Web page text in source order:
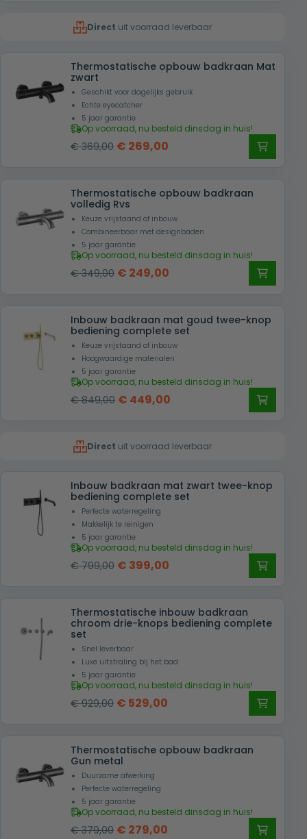
€ 699,00. € 469,00.
Direct uit voorraad leverbaar
Thermostatische opbouw badkraan Mat
zwart
Geschikt voor dagelijks gebruik
Echte eyecatcher
5 jaar garantie
Op voorraad, nu besteld dinsdag in huis!
€369,00 Oorspronkelijke
was:
€ 369,00.
€ 269,00
is:
€ 269,00.
Thermostatische opbouw badkraan
volledig Rvs
Keuze vrijstaand of inbouw
Combineerbaar met designbaden
5 jaar garantie
Op voorraad, nu besteld dinsdag in huis!
€349,00 Oorspronkelijke
was:
€ 349,00.
€ 249,00
is:
€ 249,00.
Inbouw badkraan mat goud twee-knop
bediening complete set
Keuze vrijstaand of inbouw
Hoogwaardige materialen
5 jaar garantie
Op voorraad, nu besteld dinsdag in huis!
€849,00 Oorspronkelijke
€ 849,00.
€ 449,00
€ 449,00.
Direct uit voorraad leverbaar
Inbouw badkraan mat zwart twee-knop
bediening complete set
Perfecte waterregeling
Makkelijk te reinigen
5 jaar garantie
Op voorraad, nu besteld dinsdag in huis!
€799,00 Oorspronkelijke
was:
€ 799,00.
€ 399,00
is:
€ 399,00.
Thermostatische inbouw badkraan
chroom drie-knops bediening complete
set
Snel leverbaar
Luxe uitstraling bij het bad
5 jaar garantie
Op voorraad, nu besteld dinsdag in huis!
€929,00 Oorspronkelijke
was:
€ 929,00.
€ 529,00
is:
€ 529,00.
Thermostatische opbouw badkraan
Gun metal
Duurzame afwerking
Perfecte waterregeling
5 jaar garantie
Op voorraad, nu besteld dinsdag in huis!
€379,00 Oorspronkelijke
€ 279,00